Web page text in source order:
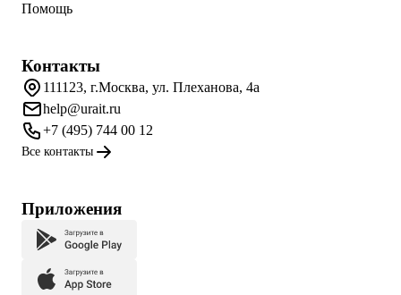
Помощь
Контакты
111123, г.Москва, ул. Плеханова, 4а
help@urait.ru
+7 (495) 744 00 12
Все контакты
Приложения